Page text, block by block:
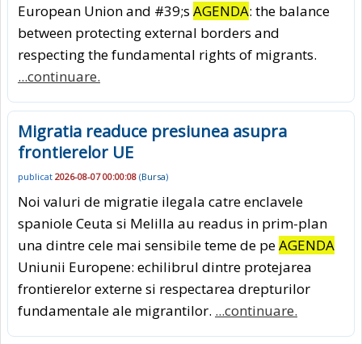
European Union and #39;s AGENDA: the balance
between protecting external borders and
respecting the fundamental rights of migrants.
...continuare.
Migratia readuce presiunea asupra
frontierelor UE
publicat 2026-08-07 00:00:08 (Bursa)
Noi valuri de migratie ilegala catre enclavele
spaniole Ceuta si Melilla au readus in prim-plan
una dintre cele mai sensibile teme de peAGENDA
Uniunii Europene: echilibrul dintre protejarea
frontierelor externe si respectarea drepturilor
fundamentale ale migrantilor. ...continuare.